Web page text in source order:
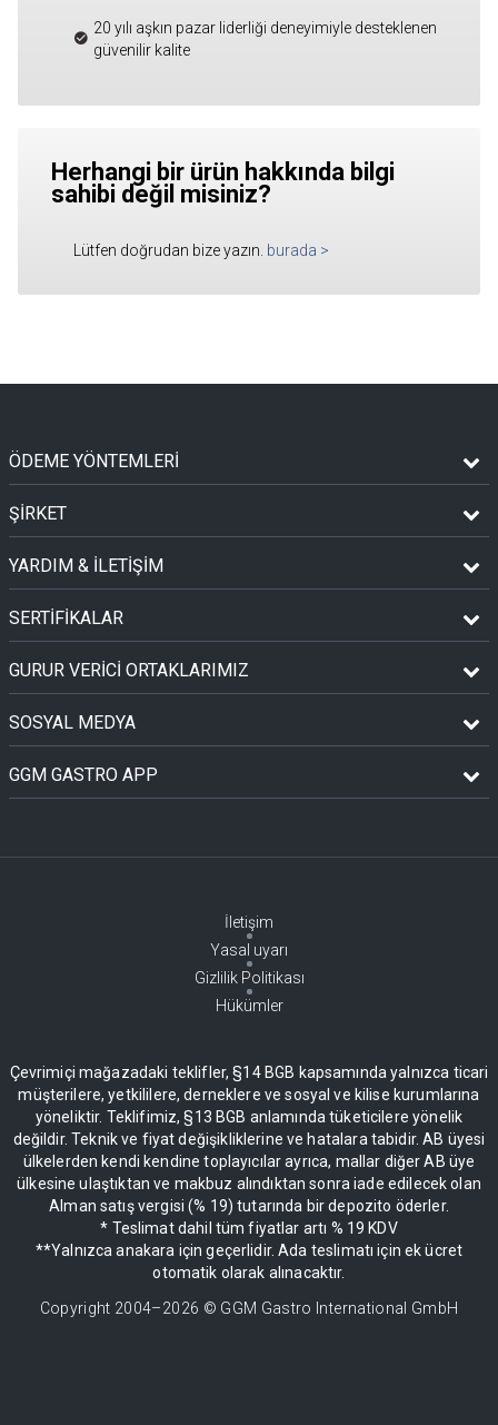
20 yılı aşkın pazar liderliği deneyimiyle desteklenen
güvenilir kalite
Herhangi bir ürün hakkında bilgi
sahibi değil misiniz?
Lütfen doğrudan bize yazın. burada >
ÖDEME YÖNTEMLERİ
ŞİRKET
YARDIM & İLETİŞİM
SERTİFİKALAR
GURUR VERİCİ ORTAKLARIMIZ
SOSYAL MEDYA
GGM GASTRO APP
İletişim
Yasal uyarı
Gizlilik Politikası
Hükümler
Çevrimiçi mağazadaki teklifler, §14 BGB kapsamında yalnızca ticari
müşterilere, yetkililere, derneklere ve sosyal ve kilise kurumlarına
yöneliktir. Teklifimiz, §13 BGB anlamında tüketicilere yönelik
değildir. Teknik ve fiyat değişikliklerine ve hatalara tabidir. AB üyesi
ülkelerden kendi kendine toplayıcılar ayrıca, mallar diğer AB üye
ülkesine ulaştıktan ve makbuz alındıktan sonra iade edilecek olan
Alman satış vergisi (% 19) tutarında bir depozito öderler.
* Teslimat dahil tüm fiyatlar artı % 19 KDV
**Yalnızca anakara için geçerlidir. Ada teslimatı için ek ücret
otomatik olarak alınacaktır.
Copyright 2004–2026 © GGM Gastro International GmbH